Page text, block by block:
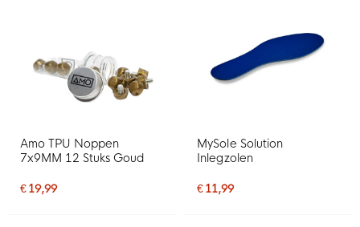
Amo TPU Noppen
7x9MM 12 Stuks Goud
€ 19,99
MySole Solution
Inlegzolen
€ 11,99